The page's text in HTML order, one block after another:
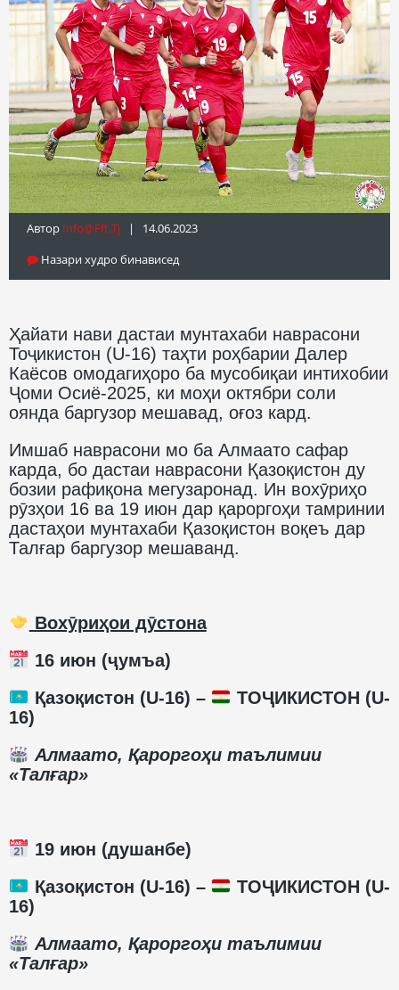
Автор Info@fft.tj | 14.06.2023
Назари худро бинависед
Ҳайати нави дастаи мунтахаби наврасони
Тоҷикистон (U-16) таҳти роҳбарии Далер
Каёсов омодагиҳоро ба мусобиқаи интихобии
Ҷоми Осиё-2025, ки моҳи октябри соли
оянда баргузор мешавад, оғоз кард.
Имшаб наврасони мо ба Алмаато сафар
карда, бо дастаи наврасони Қазоқистон ду
бозии рафиқона мегузаронад. Ин вохӯриҳо
рӯзҳои 16 ва 19 июн дар қароргоҳи тамринии
дастаҳои мунтахаби Қазоқистон воқеъ дар
Талғар баргузор мешаванд.
Вохӯриҳои дӯстона
16 июн (ҷумъа)
Қазоқистон (U-16) –
ТОҶИКИСТОН (U-
16)
Алмаато, Қароргоҳи таълимии
«Талғар»
19 июн (душанбе)
Қазоқистон (U-16) –
ТОҶИКИСТОН (U-
16)
Алмаато, Қароргоҳи таълимии
«Талғар»